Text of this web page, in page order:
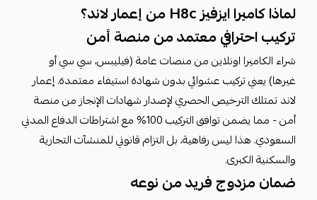
لماذا كاميرا ايزفيز H8c من إعمار لاند؟
تركيب احترافي معتمد من منصة أمن
شراء الكاميرا اونلاين من منصات عامة (فيليبس، سي سي أو
غيرها) يعني تركيب عشوائي بدون شهادة استيفاء معتمدة. إعمار
لاند تمتلك الترخيص الحصري لإصدار شهادات الإنجاز من منصة
أمن - مما يضمن توافق التركيب 100% مع اشتراطات الدفاع المدني
السعودي. هذا ليس رفاهية، بل التزام قانوني للمنشآت التجارية
والسكنية الكبرى.
ضمان مزدوج فريد من نوعه